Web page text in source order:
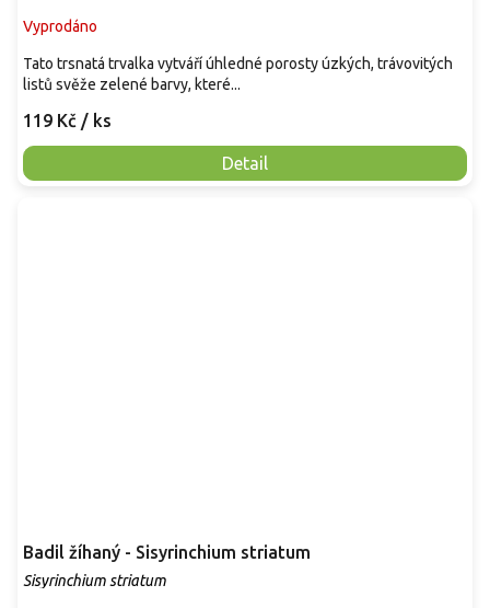
Vyprodáno
119 Kč / ks
Detail
Tato trsnatá trvalka vytváří úhledné porosty úzkých, trávovitých
listů svěže zelené barvy, které...
Badil žíhaný - Sisyrinchium striatum
Sisyrinchium striatum